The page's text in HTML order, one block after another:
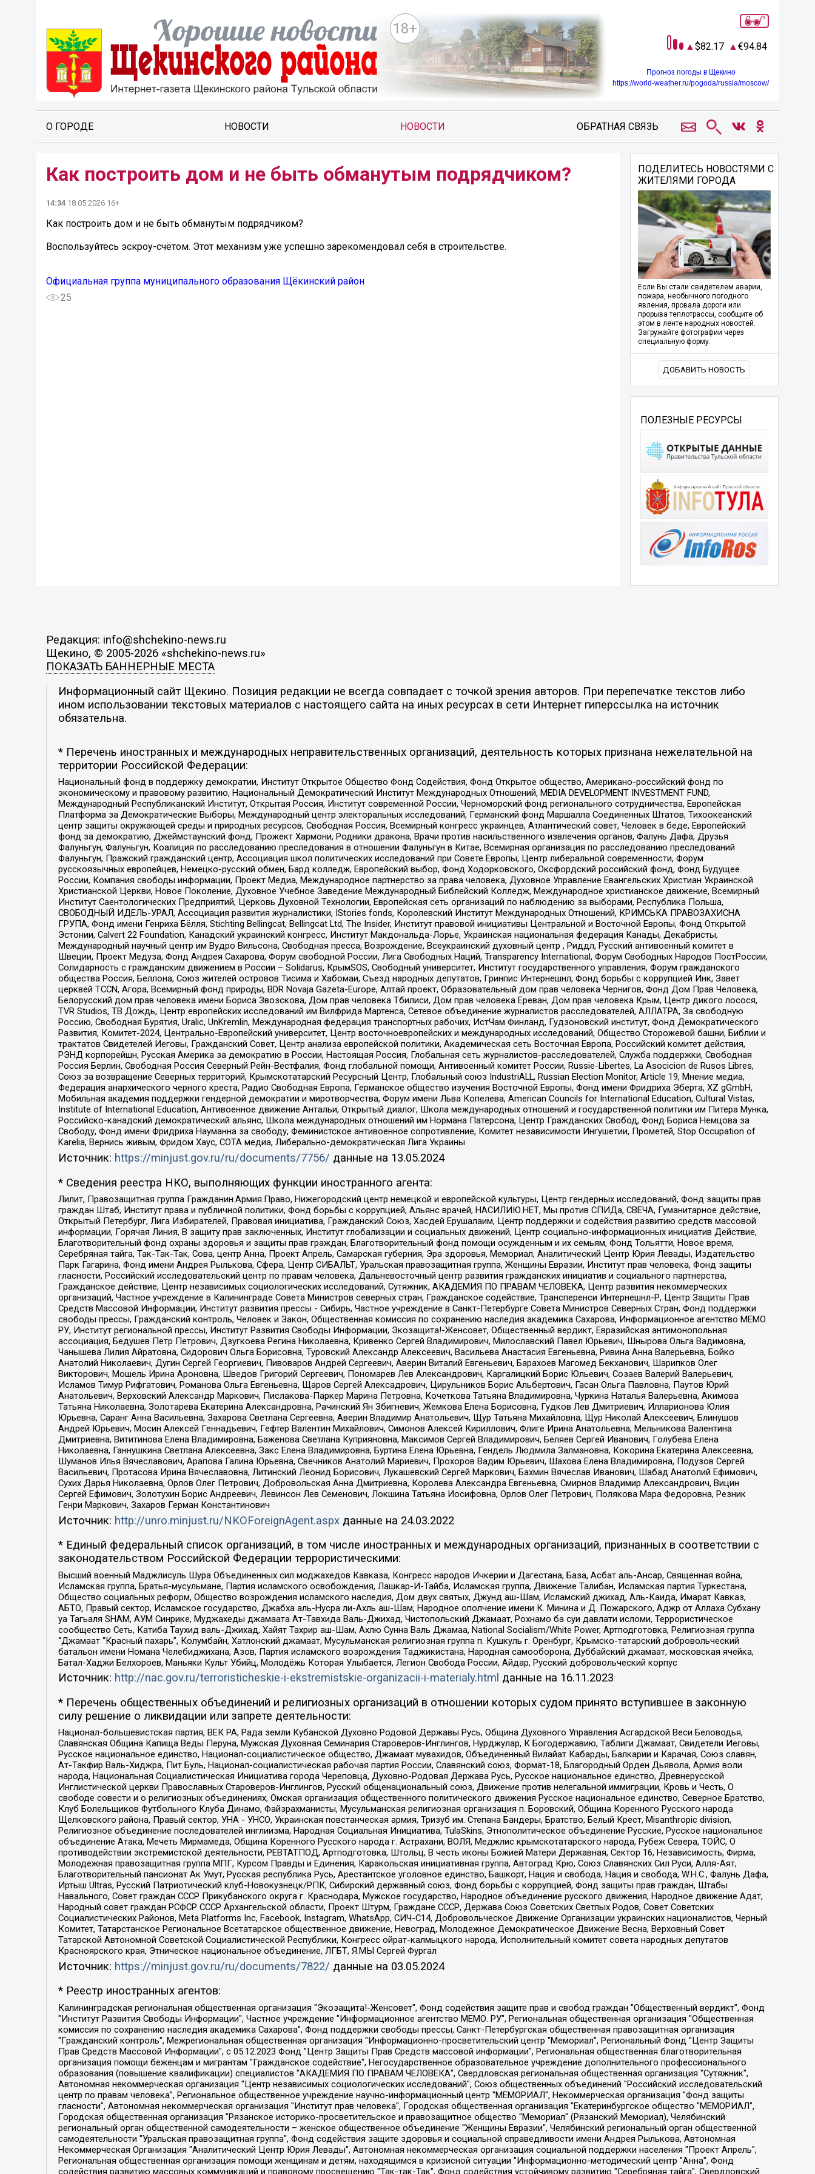
18+
82.17 94.84
Прогноз погоды в Щекино
https://world-weather.ru/pogoda/russia/moscow/
О ГОРОДЕ НОВОСТИ НОВОСТИ ОБРАТНАЯ СВЯЗЬ
Как построить дом и не быть обманутым подрядчиком?
14:34 18.05.2026 16+
Как построить дом и не быть обманутым подрядчиком?
Воспользуйтесь эскроу-счётом. Этот механизм уже успешно зарекомендовал себя в строительстве.
Официальная группа муниципального образования Щёкинский район
25
ПОДЕЛИТЕСЬ НОВОСТЯМИ С
ЖИТЕЛЯМИ ГОРОДА
Если Вы стали свидетелем аварии,
пожара, необычного погодного
явления, провала дороги или
прорыва теплотрассы, сообщите об
этом в ленте народных новостей.
Загружайте фотографии через
специальную форму.
ДОБАВИТЬ НОВОСТЬ
ПОЛЕЗНЫЕ РЕСУРСЫ
Редакция: info@shchekino-news.ru
Щекино, © 2005-2026 «shchekino-news.ru»
ПОКАЗАТЬ БАННЕРНЫЕ МЕСТА
Информационный сайт Щекино. Позиция редакции не всегда совпадает с точкой зрения авторов. При перепечатке текстов либо
ином использовании текстовых материалов с настоящего сайта на иных ресурсах в сети Интернет гиперссылка на источник
обязательна.
* Перечень иностранных и международных неправительственных организаций, деятельность которых признана нежелательной на
территории Российской Федерации:
Национальный фонд в поддержку демократии, Институт Открытое Общество Фонд Содействия, Фонд Открытое общество, Американо-российский фонд по
экономическому и правовому развитию, Национальный Демократический Институт Международных Отношений, MEDIA DEVELOPMENT INVESTMENT FUND,
Международный Республиканский Институт, Открытая Россия, Институт современной России, Черноморский фонд регионального сотрудничества, Европейская
Платформа за Демократические Выборы, Международный центр электоральных исследований, Германский фонд Маршалла Соединенных Штатов, Тихоокеанский
центр защиты окружающей среды и природных ресурсов, Свободная Россия, Всемирный конгресс украинцев, Атлантический совет, Человек в беде, Европейский
фонд за демократию, Джеймстаунский фонд, Прожект Хармони, Родники дракона, Врачи против насильственного извлечения органов, Фалунь Дафа, Друзья
Фалуньгун, Фалуньгун, Коалиция по расследованию преследования в отношении Фалуньгун в Китае, Всемирная организация по расследованию преследований
Фалуньгун, Пражский гражданский центр, Ассоциация школ политических исследований при Совете Европы, Центр либеральной современности, Форум
русскоязычных европейцев, Немецко-русский обмен, Бард колледж, Европейский выбор, Фонд Ходорковского, Оксфордский российский фонд, Фонд Будущее
России, Компания свободы информации, Проект Медиа, Международное партнерство за права человека, Духовное Управление Евангельских Христиан Украинской
Христианской Церкви, Новое Поколение, Духовное Учебное Заведение Международный Библейский Колледж, Международное христианское движение, Всемирный
Институт Саентологических Предприятий, Церковь Духовной Технологии, Европейская сеть организаций по наблюдению за выборами, Республика Польша,
СВОБОДНЫЙ ИДЕЛЬ-УРАЛ, Ассоциация развития журналистики, IStories fonds, Королевский Институт Международных Отношений, КРИМСЬКА ПРАВОЗАХИСНА
ГРУПА, Фонд имени Генриха Бёлля, Stichting Bellingcat, Bellingcat Ltd, The Insider, Институт правовой инициативы Центральной и Восточной Европы, Фонд Открытой
Эстонии, Calvert 22 Foundation, Канадский украинский конгресс, Институт Макдональда-Лорье, Украинская национальная федерация Канады, Декабристы,
Международный научный центр им Вудро Вильсона, Свободная пресса, Возрождение, Всеукраинский духовный центр , Риддл, Русский антивоенный комитет в
Швеции, Проект Медуза, Фонд Андрея Сахарова, Форум свободной России, Лига Свободных Наций, Transparеncy International, Форум Свободных Народов ПостРоссии,
Солидарность с гражданским движением в России – Solidarus, КрымSOS, Свободный университет, Институт государственного управления, Форум гражданского
общества Россия, Беллона, Союз жителей островов Тисима и Хабомаи, Съезд народных депутатов, Гринпис Интернешнл, Фонд борьбы с коррупцией Инк, Завет
церквей TCCN, Агора, Всемирный фонд природы, BDR Novaja Gazeta-Europe, Алтай проект, Образовательный дом прав человека Чернигов, Фонд Дом Прав Человека,
Белорусский дом прав человека имени Бориса Звозскова, Дом прав человека Тбилиси, Дом прав человека Ереван, Дом прав человека Крым, Центр дикого лосося,
TVR Studios, ТВ Дождь, Центр европейских исследований им Вилфрида Мартенса, Сетевое объединение журналистов расследователей, АЛЛАТРА, За свободную
Россию, Свободная Бурятия, Uralic, UnKremlin, Международная федерация транспортных рабочих, ИстЧам Финланд, Гудзоновский институт, Фонд Демократического
Развития, Комитет-2024, Центрально-Европейский университет, Центр восточноевропейских и международных исследований, Общество Сторожевой башни, Библии и
трактатов Свидетелей Иеговы, Гражданский Совет, Центр анализа европейской политики, Академическая сеть Восточная Европа, Российский комитет действия,
РЭНД корпорейшн, Русская Америка за демократию в России, Настоящая Россия, Глобальная сеть журналистов-расследователей, Служба поддержки, Свободная
Россия Берлин, Свободная Россия Северный Рейн-Вестфалия, Фонд глобальной помощи, Антивоенный комитет России, Russie-Libertes, La Asocicion de Rusos Libres,
Союз за возвращение Северных территорий, Крымскотатарский Ресурсный Центр, Глобальный союз IndustriALL, Russian Election Monitor, Article 19, Мнение медиа,
Федерация анархического черного креста, Радио Свободная Европа, Германское общество изучения Восточной Европы, Фонд имени Фридриха Эберта, XZ gGmbH,
Мобильная академия поддержки гендерной демократии и миротворчества, Форум имени Льва Копелева, American Councils for International Education, Cultural Vistas,
Institute of International Education, Антивоенное движение Антальи, Открытый диалог, Школа международных отношений и государственной политики им Питера Мунка,
Российско-канадский демократический альянс, Школа международных отношений им Нормана Патерсона, Центр Гражданских Свобод, Фонд Бориса Немцова за
Свободу, Фонд имени Фридриха Науманна за свободу, Феминистское антивоенное сопротивление, Комитет независимости Ингушетии, Прометей, Stop Occupation of
Karelia, Вернись живым, Фридом Хаус, СОТА медиа, Либерально-демократическая Лига Украины
Источник: https://minjust.gov.ru/ru/documents/7756/ данные на 13.05.2024
* Сведения реестра НКО, выполняющих функции иностранного агента:
Лилит, Правозащитная группа Гражданин.Армия.Право, Нижегородский центр немецкой и европейской культуры, Центр гендерных исследований, Фонд защиты прав
граждан Штаб, Институт права и публичной политики, Фонд борьбы с коррупцией, Альянс врачей, НАСИЛИЮ.НЕТ, Мы против СПИДа, СВЕЧА, Гуманитарное действие,
Открытый Петербург, Лига Избирателей, Правовая инициатива, Гражданский Союз, Хасдей Ерушалаим, Центр поддержки и содействия развитию средств массовой
информации, Горячая Линия, В защиту прав заключенных, Институт глобализации и социальных движений, Центр социально-информационных инициатив Действие,
Благотворительный фонд охраны здоровья и защиты прав граждан, Благотворительный фонд помощи осужденным и их семьям, Фонд Тольятти, Новое время,
Серебряная тайга, Так-Так-Так, Сова, центр Анна, Проект Апрель, Самарская губерния, Эра здоровья, Мемориал, Аналитический Центр Юрия Левады, Издательство
Парк Гагарина, Фонд имени Андрея Рылькова, Сфера, Центр СИБАЛЬТ, Уральская правозащитная группа, Женщины Евразии, Институт прав человека, Фонд защиты
гласности, Российский исследовательский центр по правам человека, Дальневосточный центр развития гражданских инициатив и социального партнерства,
Гражданское действие, Центр независимых социологических исследований, Сутяжник, АКАДЕМИЯ ПО ПРАВАМ ЧЕЛОВЕКА, Центр развития некоммерческих
организаций, Частное учреждение в Калининграде Совета Министров северных стран, Гражданское содействие, Трансперенси Интернешнл-Р, Центр Защиты Прав
Средств Массовой Информации, Институт развития прессы - Сибирь, Частное учреждение в Санкт-Петербурге Совета Министров Северных Стран, Фонд поддержки
свободы прессы, Гражданский контроль, Человек и Закон, Общественная комиссия по сохранению наследия академика Сахарова, Информационное агентство МЕМО.
РУ, Институт региональной прессы, Институт Развития Свободы Информации, Экозащита!-Женсовет, Общественный вердикт, Евразийская антимонопольная
ассоциация, Бедушев Петр Петрович, Дзугкоева Регина Николаевна, Кривенко Сергей Владимирович, Милославский Павел Юрьевич, Шнырова Ольга Вадимовна,
Чанышева Лилия Айратовна, Сидорович Ольга Борисовна, Туровский Александр Алексеевич, Васильева Анастасия Евгеньевна, Ривина Анна Валерьевна, Бойко
Анатолий Николаевич, Дугин Сергей Георгиевич, Пивоваров Андрей Сергеевич, Аверин Виталий Евгеньевич, Барахоев Магомед Бекханович, Шарипков Олег
Викторович, Мошель Ирина Ароновна, Шведов Григорий Сергеевич, Пономарев Лев Александрович, Каргалицкий Борис Юльевич, Созаев Валерий Валерьевич,
Исламов Тимур Рифгатович, Романова Ольга Евгеньевна, Щаров Сергей Алексадрович, Цирульников Борис Альбертович, Гасан Ольга Павловна, Паутов Юрий
Анатольевич, Верховский Александр Маркович, Пислакова-Паркер Марина Петровна, Кочеткова Татьяна Владимировна, Чуркина Наталья Валерьевна, Акимова
Татьяна Николаевна, Золотарева Екатерина Александровна, Рачинский Ян Збигневич, Жемкова Елена Борисовна, Гудков Лев Дмитриевич, Илларионова Юлия
Юрьевна, Саранг Анна Васильевна, Захарова Светлана Сергеевна, Аверин Владимир Анатольевич, Щур Татьяна Михайловна, Щур Николай Алексеевич, Блинушов
Андрей Юрьевич, Мосин Алексей Геннадьевич, Гефтер Валентин Михайлович, Симонов Алексей Кириллович, Флиге Ирина Анатольевна, Мельникова Валентина
Дмитриевна, Вититинова Елена Владимировна, Баженова Светлана Куприяновна, Максимов Сергей Владимирович, Беляев Сергей Иванович, Голубева Елена
Николаевна, Ганнушкина Светлана Алексеевна, Закс Елена Владимировна, Буртина Елена Юрьевна, Гендель Людмила Залмановна, Кокорина Екатерина Алексеевна,
Шуманов Илья Вячеславович, Арапова Галина Юрьевна, Свечников Анатолий Мариевич, Прохоров Вадим Юрьевич, Шахова Елена Владимировна, Подузов Сергей
Васильевич, Протасова Ирина Вячеславовна, Литинский Леонид Борисович, Лукашевский Сергей Маркович, Бахмин Вячеслав Иванович, Шабад Анатолий Ефимович,
Сухих Дарья Николаевна, Орлов Олег Петрович, Добровольская Анна Дмитриевна, Королева Александра Евгеньевна, Смирнов Владимир Александрович, Вицин
Сергей Ефимович, Золотухин Борис Андреевич, Левинсон Лев Семенович, Локшина Татьяна Иосифовна, Орлов Олег Петрович, Полякова Мара Федоровна, Резник
Генри Маркович, Захаров Герман Константинович
Источник: http://unro.minjust.ru/NKOForeignAgent.aspxданные на 24.03.2022
* Единый федеральный список организаций, в том числе иностранных и международных организаций, признанных в соответствии с
законодательством Российской Федерации террористическими:
Высший военный Маджлисуль Шура Объединенных сил моджахедов Кавказа, Конгресс народов Ичкерии и Дагестана, База, Асбат аль-Ансар, Священная война,
Исламская группа, Братья-мусульмане, Партия исламского освобождения, Лашкар-И-Тайба, Исламская группа, Движение Талибан, Исламская партия Туркестана,
Общество социальных реформ, Общество возрождения исламского наследия, Дом двух святых, Джунд аш-Шам, Исламский джихад, Аль-Каида, Имарат Кавказ,
АБТО, Правый сектор, Исламское государство, Джабха аль-Нусра ли-Ахль аш-Шам, Народное ополчение имени К. Минина и Д. Пожарского, Аджр от Аллаха Субхану
уа Тагьаля SHAM, АУМ Синрике, Муджахеды джамаата Ат-Тавхида Валь-Джихад, Чистопольский Джамаат, Рохнамо ба суи давлати исломи, Террористическое
сообщество Сеть, Катиба Таухид валь-Джихад, Хайят Тахрир аш-Шам, Ахлю Сунна Валь Джамаа, National Socialism/White Power, Артподготовка, Религиозная группа
“Джамаат “Красный пахарь”, Колумбайн, Хатлонский джамаат, Мусульманская религиозная группа п. Кушкуль г. Оренбург, Крымско-татарский добровольческий
батальон имени Номана Челебиджихана, Азов, Партия исламского возрождения Таджикистана, Народная самооборона, Дуббайский джамаат, московская ячейка,
Батал-Хаджи Белхороев, Маньяки Культ Убийц, Молодёжь Которая Улыбается, Легион Свобода России, Айдар, Русский добровольческий корпус
Источник: http://nac.gov.ru/terroristicheskie-i-ekstremistskie-organizacii-i-materialy.html данные на 16.11.2023
* Перечень общественных объединений и религиозных организаций в отношении которых судом принято вступившее в законную
силу решение о ликвидации или запрете деятельности:
Национал-большевистская партия, ВЕК РА, Рада земли Кубанской Духовно Родовой Державы Русь, Община Духовного Управления Асгардской Веси Беловодья,
Славянская Община Капища Веды Перуна, Мужская Духовная Семинария Староверов-Инглингов, Нурджулар, К Богодержавию, Таблиги Джамаат, Свидетели Иеговы,
Русское национальное единство, Национал-социалистическое общество, Джамаат мувахидов, Объединенный Вилайат Кабарды, Балкарии и Карачая, Союз славян,
Ат-Такфир Валь-Хиджра, Пит Буль, Национал-социалистическая рабочая партия России, Славянский союз, Формат-18, Благородный Орден Дьявола, Армия воли
народа, Национальная Социалистическая Инициатива города Череповца, Духовно-Родовая Держава Русь, Русское национальное единство, Древнерусской
Инглистической церкви Православных Староверов-Инглингов, Русский общенациональный союз, Движение против нелегальной иммиграции, Кровь и Честь, О
свободе совести и о религиозных объединениях, Омская организация общественного политического движения Русское национальное единство, Северное Братство,
Клуб Болельщиков Футбольного Клуба Динамо, Файзрахманисты, Мусульманская религиозная организация п. Боровский, Община Коренного Русского народа
Щелковского района, Правый сектор, УНА - УНСО, Украинская повстанческая армия, Тризуб им. Степана Бандеры, Братство, Белый Крест, Misanthropic division,
Религиозное объединение последователей инглиизма, Народная Социальная Инициатива, TulaSkins, Этнополитическое объединение Русские, Русское национальное
объединение Атака, Мечеть Мирмамеда, Община Коренного Русского народа г. Астрахани, ВОЛЯ, Меджлис крымскотатарского народа, Рубеж Севера, ТОЙС, О
противодействии экстремистской деятельности, РЕВТАТПОД, Артподготовка, Штольц, В честь иконы Божией Матери Державная, Сектор 16, Независимость, Фирма,
Молодежная правозащитная группа МПГ, Курсом Правды и Единения, Каракольская инициативная группа, Автоград Крю, Союз Славянских Сил Руси, Алля-Аят,
Благотворительный пансионат Ак Умут, Русская республика Русь, Арестантское уголовное единство, Башкорт, Нация и свобода, Нация и свобода, W.H.С., Фалунь Дафа,
Иртыш Ultras, Русский Патриотический клуб-Новокузнецк/РПК, Сибирский державный союз, Фонд борьбы с коррупцией, Фонд защиты прав граждан, Штабы
Навального, Совет граждан СССР Прикубанского округа г. Краснодара, Мужское государство, Народное объединение русского движения, Народное движение Адат,
Народный совет граждан РСФСР СССР Архангельской области, Проект Штурм, Граждане СССР, Держава Союз Советских Светлых Родов, Совет Советских
Социалистических Районов, Meta Platforms Inc, Facebook, Instagram, WhatsApp, СИЧ-С14, Добровольческое Движение Организации украинских националистов, Черный
Комитет, Татарстанское Региональное Всетатарское общественное движение, Невоград, Молодежное Демократическое Движение Весна, Верховный Совет
Татарской Автономной Советской Социалистической Республики, Конгресс ойрат-калмыцкого народа, Исполнительный комитет совета народных депутатов
Красноярского края, Этническое национальное объединение, ЛГБТ, Я.МЫ Сергей Фургал
Источник: https://minjust.gov.ru/ru/documents/7822/ данные на 03.05.2024
* Реестр иностранных агентов:
Калининградская региональная общественная организация "Экозащита!-Женсовет", Фонд содействия защите прав и свобод граждан "Общественный вердикт", Фонд "Институт Развития Свободы Информации", Частное учреждение "Информационное агентство МЕМО. РУ", Региональная общественная организация "Общественная комиссия по сохранению наследия академика Сахарова", Фонд поддержки свободы прессы, Санкт-Петербургская общественная правозащитная организация "Гражданский контроль", Межрегиональная общественная организация "Информационно-просветительский центр "Мемориал", Региональный Фонд "Центр Защиты Прав Средств Массовой Информации", с 05.12.2023 Фонд "Центр Защиты Прав Средств массовой информации", Региональная общественная благотворительная организация помощи беженцам и мигрантам "Гражданское содействие", Негосударственное образовательное учреждение дополнительного профессионального образования (повышение квалификации) специалистов "АКАДЕМИЯ ПО ПРАВАМ ЧЕЛОВЕКА", Свердловская региональная общественная организация "Сутяжник", Автономная некоммерческая организация "Центр независимых социологических исследований", Союз общественных объединений "Российский исследовательский центр по правам человека", Региональное общественное учреждение научно-информационный центр "МЕМОРИАЛ", Некоммерческая организация "Фонд защиты гласности", Автономная некоммерческая организация "Институт прав человека", Городская общественная организация "Екатеринбургское общество "МЕМОРИАЛ", Городская общественная организация "Рязанское историко-просветительское и правозащитное общество "Мемориал" (Рязанский Мемориал), Челябинский региональный орган общественной самодеятельности – женское общественное объединение "Женщины Евразии", Челябинский региональный орган общественной самодеятельности "Уральская правозащитная группа", Фонд содействия защите здоровья и социальной справедливости имени Андрея Рылькова, Автономная Некоммерческая Организация "Аналитический Центр Юрия Левады", Автономная некоммерческая организация социальной поддержки населения "Проект Апрель", Региональная общественная организация помощи женщинам и детям, находящимся в кризисной ситуации "Информационно-методический центр "Анна", Фонд содействия развитию массовых коммуникаций и правовому просвещению "Так-так-Так", Фонд содействия устойчивому развитию "Серебряная тайга", Свердловский региональный общественный фонд социальных проектов "Новое время", "Idel.Реалии", Кавказ.Реалии, Крым.Реалии, Телеканал Настоящее Время, Татаро-башкирская служба Радио Свобода (Azatliq Radiosi), Радио Свободная Европа/Радио Свобода (PCE/PC), "Сибирь.Реалии", "Фактограф", Благотворительный фонд помощи осужденным и их семьям, Автономная некоммерческая организация "Институт глобализации и социальных движений", Фонд "В защиту прав заключенных", Частное учреждение "Центр поддержки и содействия развитию средств массовой информации", Пензенский региональный общественный благотворительный фонд "Гражданский союз", "Север.Реалии", Некоммерческая организация Фонд "Правовая инициатива", Общество с ограниченной ответственностью "Радио Свободная Европа/Радио Свобода", Чешское информационное агентство "MEDIUM-ORIENT", Красноярская региональная общественная организация "Мы против СПИДа", Камалягин Денис Николаевич, Маркелов Сергей Евгеньевич, Пономарев Лев Александрович, Савицкая Людмила Алексеевна, Автономная некоммерческая организация "Центр по работе с проблемой насилия "НАСИЛИЮ.НЕТ", Межрегиональный профессиональный союз работников здравоохранения "Альянс врачей", Юридическое лицо, зарегистрированное в Латвийской Республике, SIA "Medusa Project" (регистрационный номер 40103797863, дата регистрации 10.06.2014), Некоммерческая организация "Фонд по борьбе с коррупцией", Автономная некоммерческая организация "Институт права и публичной политики", Баданин Роман Сергеевич, Гликин Максим Александрович, Железнова Мария Михайловна, Лукьянова Юлия Сергеевна, Маетная Елизавета Витальевна, Маняхин Петр Борисович, Чуракова Ольга Владимировна, Ярош Юлия Петровна, Юридическое лицо "The Insider SIA", зарегистрированное в Риге, Латвийская Республика (дата регистрации 26.06.2015), являющееся администратором доменного имени интернет-издания "The Insider SIA", https://theins.ru, Постернак Алексей Евгеньевич, Рубин Михаил Аркадьевич, Анин Роман Александрович, Юридическое лицо Istories fonds, зарегистрированное в Латвийской Республике (регистрационный номер 50008295751, дата регистрации 24.02.2020), Великовский Дмитрий Александрович, Долинина Ирина Николаевна, Мароховская Алеся Алексеевна, Шлейнов Роман Юрьевич, Шмагун Олеся Валентиновна, Общество с ограниченной ответственностью "Альтаир 2021", Общество с ограниченной ответственностью "Вега 2021", Общество с ограниченной ответственностью "Главный редактор 2021", Общество с ограниченной ответственностью "Ромашки монолит", Важенков Артем Валерьевич, Ивановская областная общественная организация "Центр гендерных исследований", Гурман Юрий Альбертович, Медиапроект "ОВД-Инфо", Егоров Владимир Владимирович, Жилинский Владимир Александрович, Общество с ограниченной ответственностью "ЗП", Иванова София Юрьевна, Карезина Инна Павловна, Кильтау Екатерина Викторовна, Петров Алексей Викторович, Пискунов Сергей Евгеньевич, Смирнов Сергей Сергеевич, Тихонов Михаил Сергеевич, Общество с ограниченной ответственностью "ЖУРНАЛИСТ-ИНОСТРАННЫЙ АГЕНТ", Арапова Галина Юрьевна, Вольтская Татьяна Анатольевна, Американская компания "Mason G.E.S. Anonymous Foundation" (США), являющаяся владельцем интернет-издания https://mnews.world/, Компания "Stichting Bellingcat", зарегистрированная в Нидерландах (дата регистрации 11.07.2018), Захаров Андрей Вячеславович, Клепиковская Екатерина Дмитриевна, Общество с ограниченной ответственностью "МЕМО", Перл Роман Александрович, Симонов Евгений Алексеевич, Соловьева Елена Анатольевна, Сотников Даниил Владимирович, Сурначева Елизавета Дмитриевна, Автономная некоммерческая организация по защите прав человека и информированию населения "Якутия – Наше Мнение", Общество с ограниченной ответственностью "Москоу диджитал медиа", с 26.01.2023 Общество с ограниченной ответственностью "Чайка Белые сады", Ветошкина Валерия Валерьевна, Заговора Максим Александрович, Межрегиональное общественное движение "Российская ЛГБТ - сеть", Оленичев Максим Владимирович, Павлов Иван Юрьевич, Скворцова Елена Сергеевна, Общество с ограниченной ответственностью "Как бы инагент", Кочетков Игорь Викторович, Общество с ограниченной ответственностью "Честные выборы", Еланчик Олег Александрович, Общество с ограниченной ответственностью "Нобелевский призыв", Гималова Регина Эмилевна, Григорьев Андрей Валерьевич, Григорьева Алина Александровна, Ассоциация по содействию защите прав призывников, альтернативнослужащих и военнослужащих "Правозащитная группа "Гражданин.Армия.Право", Хисамова Регина Фаритовна, Автономная некоммерческая организация по реализации социально-правовых программ "Лилит", Дальневосточное общественное движение "Маяк", Санкт-Петербургская ЛГБТ-инициативная группа "Выход", Инициативная группа ЛГБТ+ "Реверс", Алексеев Андрей Викторович, Бекбулатова Таисия Львовна, Беляев Иван Михайлович, Владыкина Елена Сергеевна, Гельман Марат Александрович, Никульшина Вероника Юрьевна, Толоконникова Надежда Андреевна, Шендерович Виктор Анатольевич, Общество с ограниченной ответственностью "Данное сообщение", Общество с ограниченной ответственностью Издательский дом "Новая глава", Айнбиндер Александра Александровна, Московский комьюнити-центр для ЛГБТ+инициатив, Благотворительный фонд развития филантропии, Deutsche Welle (Германия, Kurt-Schumacher-Strasse 3, 53113 Bonn), Борзунова Мария Михайловна, Воробьев Виктор Викторович, Голубева Анна Львовна, Константинова Алла Михайловна, Малкова Ирина Владимировна, Мурадов Мурад Абдулгалимович, Осетинская Елизавета Николаевна, Понасенков Евгений Николаевич, Ганапольский Матвей Юрьевич, Киселев Евгений Алексеевич, Борухович Ирина Григорьевна, Дремин Иван Тимофеевич, Дубровский Дмитрий Викторович, Красноярская региональная общественная организация поддержки и развития альтернативных образовательных технологий и межкультурных коммуникаций "ИНТЕРРА", Маяковская Екатерина Алексеевна, Фейгин Марк Захарович, Филимонов Андрей Викторович, Дзугкоева Регина Николаевна, Доброхотов Роман Александрович, Дудь Юрий Александрович, Елкин Сергей Владимирович, Кругликов Кирилл Игоревич, Сабунаева Мария Леонидовна, Семенов Алексей Владимирович, Шаинян Карен Багратович, Шульман Екатерина Михайловна, Асафьев Артур Валерьевич, Вахштайн Виктор Семенович, Венедиктов Алексей Алексеевич, Лушникова Екатерина Евгеньевна, Волков Леонид Михайлович, Невзоров Александр Глебович, Пархоменко Сергей Борисович, Сироткин Ярослав Николаевич, Кара-Мурза Владимир Владимирович, Баранова Наталья Владимировна, Гозман Леонид Яковлевич, Кагарлицкий Борис Юльевич, Климарев Михаил Валерьевич, Милов Владимир Станиславович, Автономная некоммерческая организация Краснодарский центр современного искусства "Типография", Моргенштерн Алишер Тагирович, Соболь Любовь Эдуардовна, Общество с ограниченной ответственностью "ЛИЗА НОРМ", Каспаров Гарри Кимович, Ходорковский Михаил Борисович, Общество с ограниченной ответственностью "Апрельские тезисы", Данилович Ирина Брониславовна, Кашин Олег Владимирович, Петров Николай Владимирович, Пивоваров Алексей Владимирович, Соколов Михаил Владимирович, Цветкова Юлия Владимировна, Чичваркин Евгений Александрович, Комитет против пыток/Команда против пыток, Общество с ограниченной ответственностью "Первый научный", Общество с ограниченной ответственностью "Вертолет и ко", Белоцерковская Вероника Борисовна, Кац Максим Евгеньевич, Лазарева Татьяна Юрьевна, Шаведдинов Руслан Табризович, Яшин Илья Валерьевич, Общество с ограниченной ответственностью "Иноагент ААВ", Алешковский Дмитрий Петрович, Альбац Евгения Марковна, Быков Дмитрий Львович, Галямина Юлия Евгеньевна, Лойко Сергей Леонидович, Мартынов Кирилл Константинович, Медведев Сергей Александрович, Крашенинников Федор Геннадиевич, Гордеева Катерина Вл